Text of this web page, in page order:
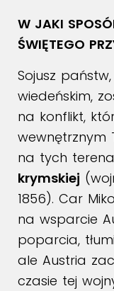
W JAKI
ŚWIĘTEGO
Sojusz
wiedeńskim,
na konflikt,
wewnętrznym
na tych
krymskiej
1856). Car
na wsparcie
poparcia,
ale Austria
czasie tej